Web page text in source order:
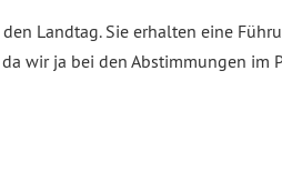
Landtag. Sie erhalten eine
wir ja bei den Abstimmungen im